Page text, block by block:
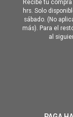
Recibe tu
hrs. Solo
sábado. (No
más). Para el
al